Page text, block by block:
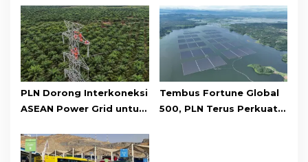
PLN Dorong Interkoneksi
ASEAN Power Grid untuk
Energi Bersih
Tembus Fortune Global
500, PLN Terus Perkuat